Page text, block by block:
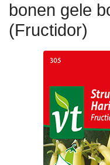
bonen gele
(Fructidor)